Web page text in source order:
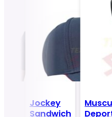
Jockey
Sandwich